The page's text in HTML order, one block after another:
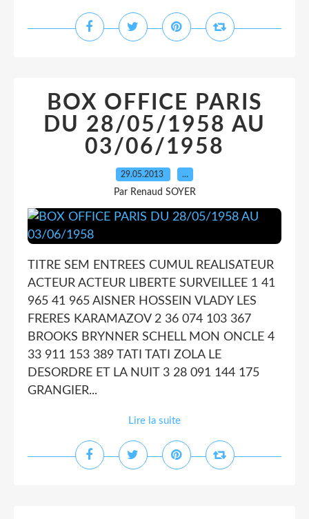
BOX OFFICE PARIS
DU 28/05/1958 AU
03/06/1958
29.05.2013 …
Par Renaud SOYER
TITRE SEM ENTREES CUMUL REALISATEUR
ACTEUR ACTEUR LIBERTE SURVEILLEE 1 41
965 41 965 AISNER HOSSEIN VLADY LES
FRERES KARAMAZOV 2 36 074 103 367
BROOKS BRYNNER SCHELL MON ONCLE 4
33 911 153 389 TATI TATI ZOLA LE
DESORDRE ET LA NUIT 3 28 091 144 175
GRANGIER...
Lire la suite